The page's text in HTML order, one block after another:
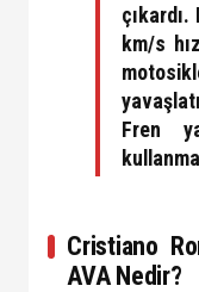
km/s
Fren
Cristiano
AVA Nedir?